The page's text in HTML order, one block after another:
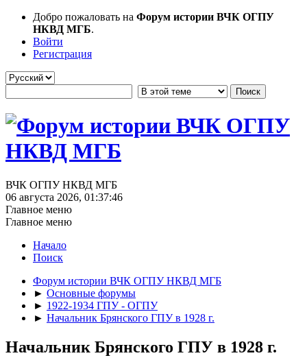
Добро пожаловать на Форум истории ВЧК ОГПУ
НКВД МГБ.
Войти
Регистрация
ВЧК ОГПУ НКВД МГБ
06 августа 2026, 01:37:46
Главное меню
Главное меню
Начало
Поиск
Форум истории ВЧК ОГПУ НКВД МГБ
► Основные форумы
► 1922-1934 ГПУ - ОГПУ
► Начальник Брянского ГПУ в 1928 г.
Начальник Брянского ГПУ в 1928 г.